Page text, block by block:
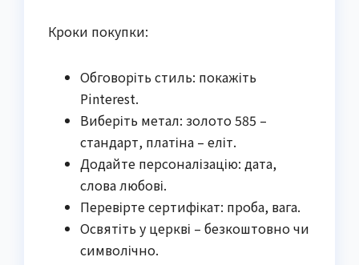
Кроки покупки:
Обговоріть стиль: покажіть
Pinterest.
Виберіть метал: золото 585 –
стандарт, платіна – еліт.
Додайте персоналізацію: дата,
слова любові.
Перевірте сертифікат: проба, вага.
Освятіть у церкві – безкоштовно чи
символічно.